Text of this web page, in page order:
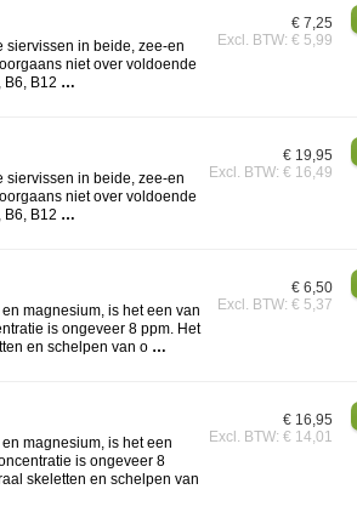
€ 7,25
Excl. BTW: € 5,99
siervissen in beide, zee-en
niet over voldoende
B6, B12 …
€ 19,95
Excl. BTW: € 16,49
siervissen in beide, zee-en
niet over voldoende
B6, B12 …
€ 6,50
Excl. BTW: € 5,37
magnesium, is het een van
is ongeveer 8 ppm. Het
en schelpen van o …
€ 16,95
Excl. BTW: € 14,01
magnesium, is het een
is ongeveer 8
skeletten en schelpen van